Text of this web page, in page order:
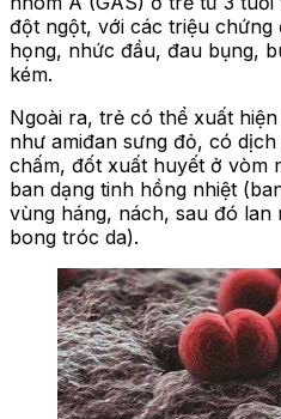
đột ngột, với các triệu chứng
họng, nhức đầu, đau bụng,
kém.
Ngoài ra, trẻ có thể xuất hiện
như amiđan sưng đỏ, có dịch
chấm, đốt xuất huyết ở vòm
ban dạng tinh hồng nhiệt
vùng háng, nách, sau đó lan
bong tróc da).